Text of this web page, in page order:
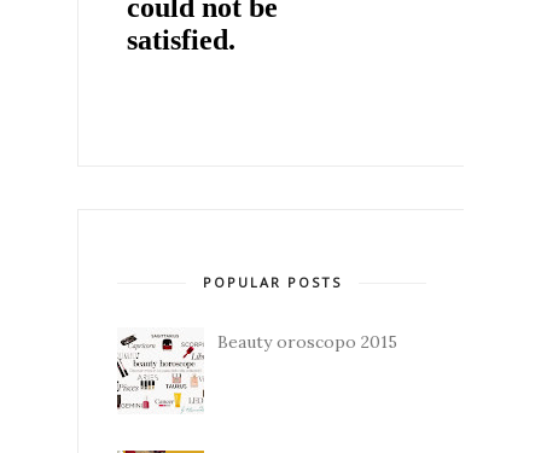
POPULAR POSTS
Beauty oroscopo 2015